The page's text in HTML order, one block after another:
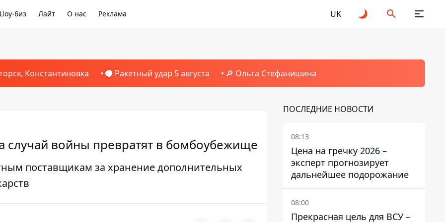
биз Лайт О нас Реклама UK
Константиновка 🔴 Ракетный удар 5 августа 🔎 Ольга Стефанишина
случай войны превратят в бомбоубежище
поставщикам за хранение дополнительных
ПОСЛЕДНИЕ НОВОСТИ
08:13
Цена на гречку 2026 –
эксперт прогнозирует
дальнейшее подорожание
08:00
Прекрасная цель для ВСУ –